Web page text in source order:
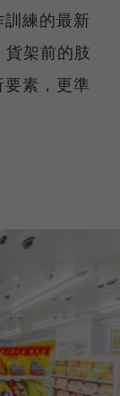
練的最新
架前的肢
素，更準